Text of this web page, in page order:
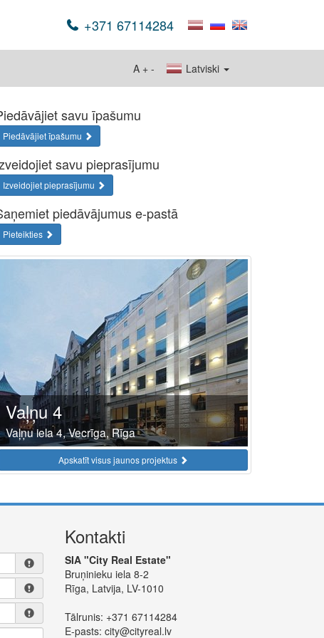
+371 67114284
Latviski
A + -
savu īpašumu
Piedāvājiet īpašumu
savu pieprasījumu
Izveidojiet pieprasījumu
piedāvājumus e-pastā
Pieteikties
Vaļņu 4
Vaļņu iela 4, Vecrīga, Rīga
Apskatīt visus jaunos projektus
Kontakti
SIA "City Real Estate"
Bruņinieku iela 8-2
Rīga, Latvija, LV-1010
Tālrunis: +371 67114284
E-pasts: city@cityreal.lv